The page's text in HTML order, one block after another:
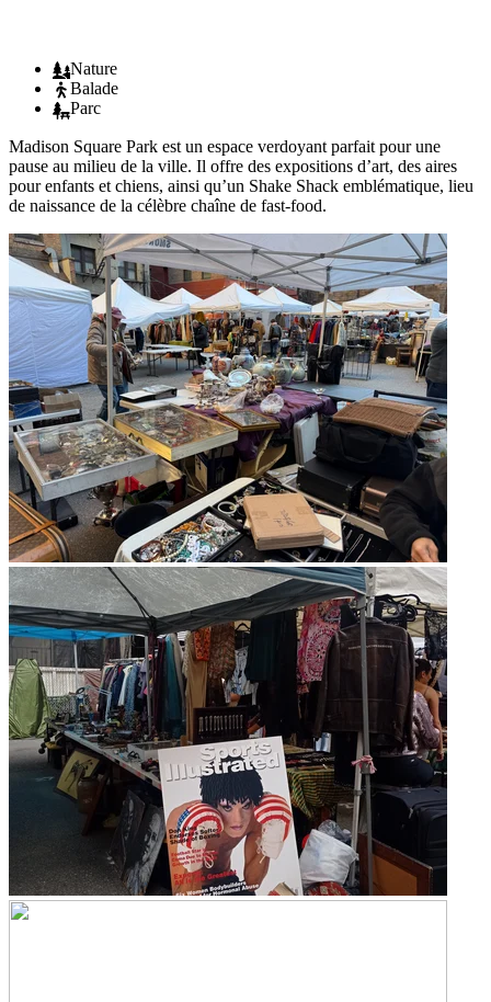
Nature
Balade
Parc
Madison Square Park est un espace verdoyant parfait pour une
pause au milieu de la ville. Il offre des expositions d’art, des aires
pour enfants et chiens, ainsi qu’un Shake Shack emblématique, lieu
de naissance de la célèbre chaîne de fast-food.